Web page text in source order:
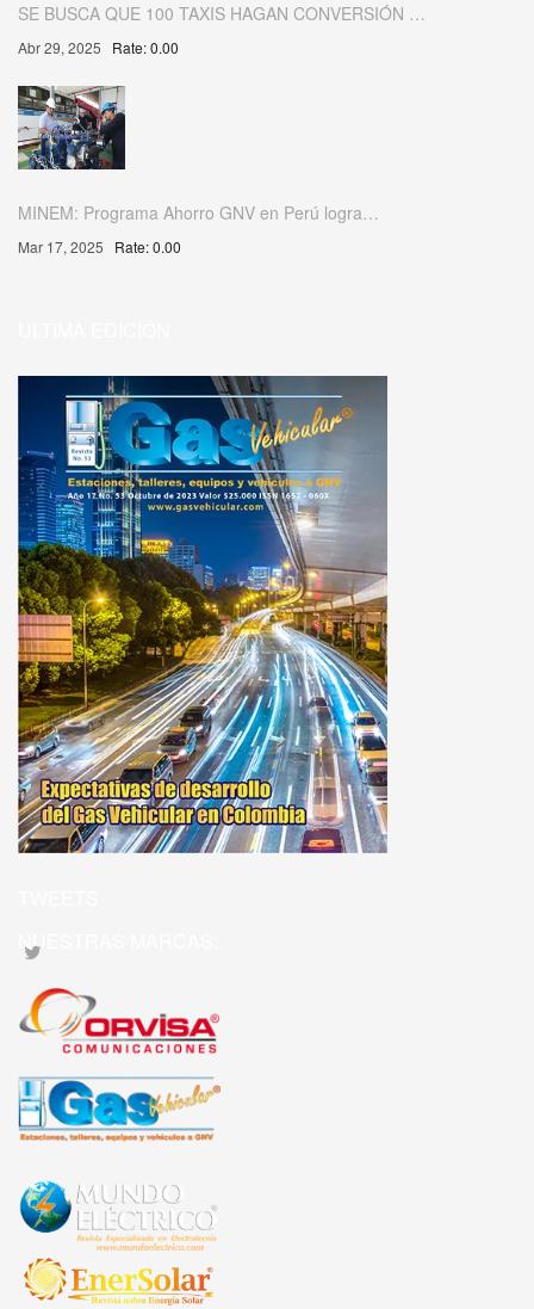
SE BUSCA QUE 100 TAXIS HAGAN CONVERSIÓN …
Abr 29, 2025 Rate: 0.00
MINEM: Programa Ahorro GNV en Perú logra…
Mar 17, 2025 Rate: 0.00
NUESTRAS MARCAS: